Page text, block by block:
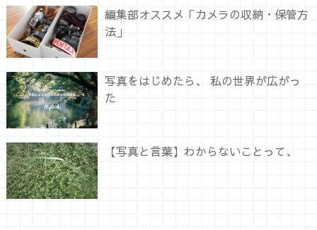
編集部オススメ「カメラの収納・保管方
法」
写真をはじめたら、 私の世界が広がっ
た
【写真と言葉】わからないことって、